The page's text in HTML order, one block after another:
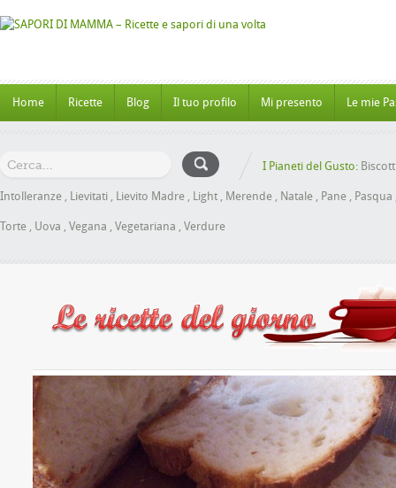
Home Ricette Blog Il tuo profilo Mi presento Le mie
I Pianeti del Gusto:
Intolleranze , Lievitati , Lievito Madre , Light , Merende , Natale , Pane , Pasqua
Torte , Uova , Vegana , Vegetariana , Verdure
al Miele senza
Valutazione media: (0 / 5)